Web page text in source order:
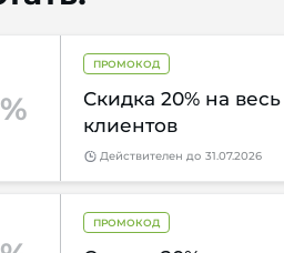
ПРОМОКОД
Скидка 20% на
клиентов
Действителен до 31.07.2026
ПРОМОКОД